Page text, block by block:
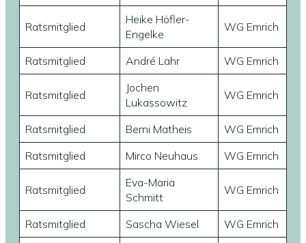
Ratsmitglied
Heike Höfler-
Engelke
WG Emrich
Ratsmitglied André Lahr WG Emrich
Ratsmitglied
Jochen
Lukassowitz
WG Emrich
Ratsmitglied Berni Matheis
WG Emrich
Ratsmitglied
Mirco Neuhaus WG Emrich
Ratsmitglied
Eva-Maria
Schmitt
WG Emrich
Ratsmitglied Sascha Wiesel WG Emrich